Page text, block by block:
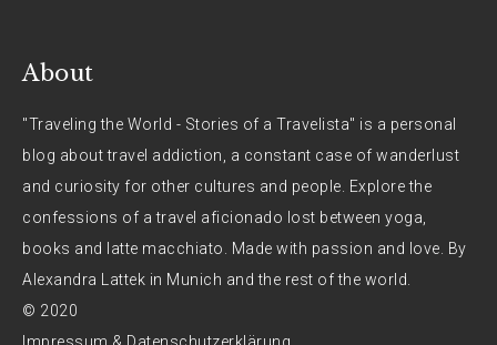
About
"Traveling the World - Stories of a Travelista" is a personal
blog about travel addiction, a constant case of wanderlust
and curiosity for other cultures and people. Explore the
confessions of a travel aficionado lost between yoga,
books and latte macchiato. Made with passion and love. By
Alexandra Lattek in Munich and the rest of the world.
© 2020